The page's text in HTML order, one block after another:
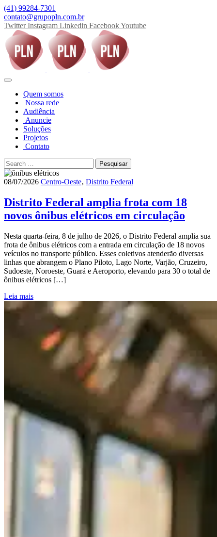
(41) 99284-7301
contato@grupopln.com.br
Twitter Instagram Linkedin FacebookYoutube
Quem somos
Nossa rede
Audiência
Anuncie
Soluções
Projetos
Contato
08/07/2026 Centro-Oeste‚ Distrito Federal
Distrito Federal amplia frota com 18
novos ônibus elétricos em circulação
Nesta quarta-feira, 8 de julho de 2026, o Distrito Federal amplia sua
frota de ônibus elétricos com a entrada em circulação de 18 novos
veículos no transporte público. Esses coletivos atenderão diversas
linhas que abrangem o Plano Piloto, Lago Norte, Varjão, Cruzeiro,
Sudoeste, Noroeste, Guará e Aeroporto, elevando para 30 o total de
ônibus elétricos […]
Leia mais